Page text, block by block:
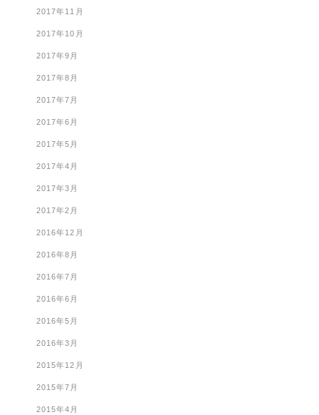
2017年11月
2017年10月
2017年9月
2017年8月
2017年7月
2017年6月
2017年5月
2017年4月
2017年3月
2017年2月
2016年12月
2016年8月
2016年7月
2016年6月
2016年5月
2016年3月
2015年12月
2015年7月
2015年4月